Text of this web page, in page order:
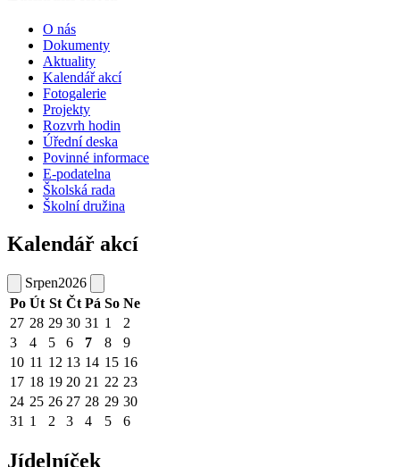
O nás
Dokumenty
Aktuality
Kalendář akcí
Fotogalerie
Projekty
Rozvrh hodin
Úřední deska
Povinné informace
E-podatelna
Školská rada
Školní družina
Kalendář akcí
Srpen2026
Po Út St Čt Pá So Ne
27 28 29 30 31 1
2
3
4 5 6 7 8
9
10 11 12 13 14 15 16
17 18 19 20 21 22 23
24 25 26 27 28 29 30
31 1 2 3 4 5 6
Jídelníček